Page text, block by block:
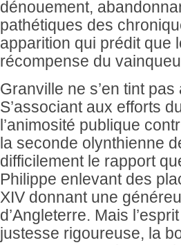
dénouement,
pathétiques des
apparition qui prédit que
récompense du
Granville ne s’en tint
S’associant aux efforts
l’animosité publique
la seconde olynthienne
difficilement le rapport
Philippe enlevant des
XIV donnant une
d’Angleterre. Mais
justesse rigoureuse, la